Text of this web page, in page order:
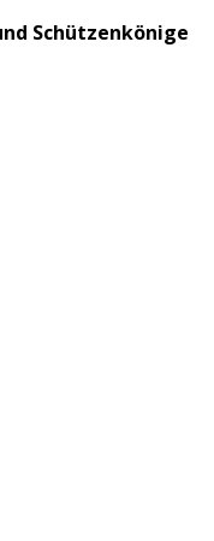
Schützenkönige